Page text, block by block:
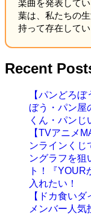
楽曲を発表して
葉は、私たちの
持って存在してい
Recent
【パンどろ
ぼう・パン屋
くん・パンじ
【TVアニメ
ンラインくじ
ングラフを狙
ト！『
入れたい！
【ドカ食い
メンバー人